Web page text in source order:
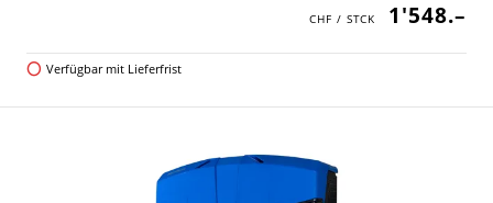
1'548.–
Verfügbar mit Lieferfrist